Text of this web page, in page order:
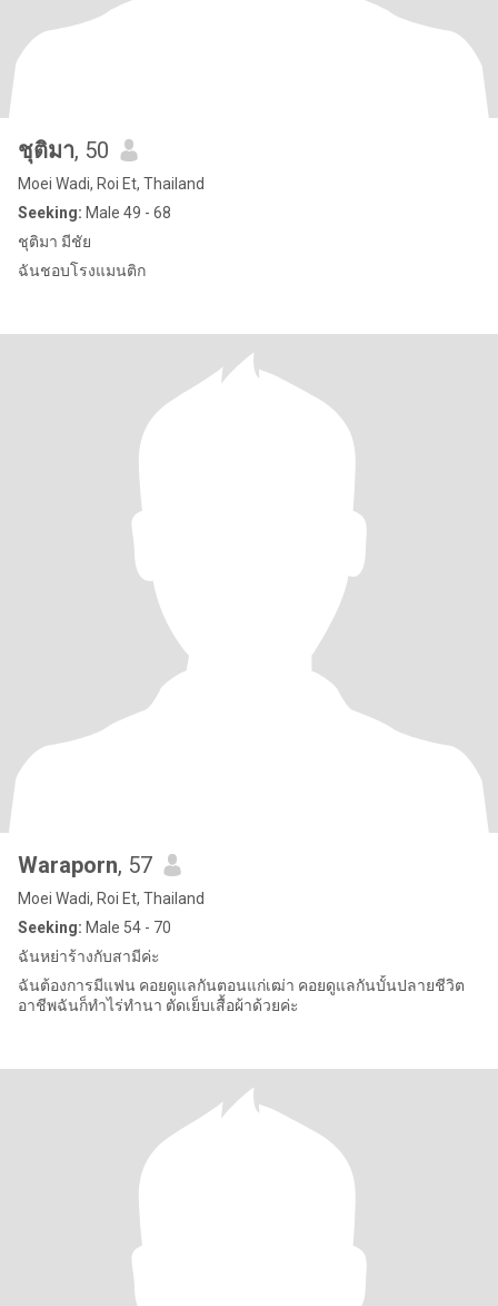
ชุติมา, 50
Moei Wadi, Roi Et, Thailand
Seeking: Male 49 - 68
ชุติมา มีชัย
ฉันชอบโรงแมนติก
Waraporn, 57
Moei Wadi, Roi Et, Thailand
Seeking: Male 54 - 70
ฉันหย่าร้างกับสามีค่ะ
ฉันต้องการมีแฟน คอยดูแลกันตอนแก่เฒ่า คอยดูแลกันบั้นปลายชีวิต
อาชีพฉันก็ทำไร่ทำนา ตัดเย็บเสื้อผ้าด้วยค่ะ